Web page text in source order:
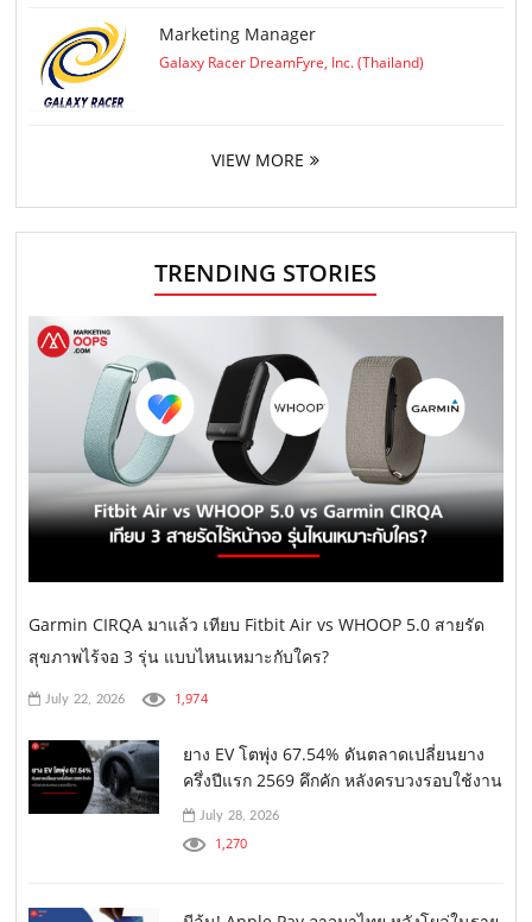
Marketing Manager
Galaxy Racer DreamFyre, Inc. (Thailand)
VIEW MORE
TRENDING STORIES
Garmin CIRQA มาแล้ว เทียบ Fitbit Air vs WHOOP 5.0 สายรัด
สุขภาพไร้จอ 3 รุ่น แบบไหนเหมาะกับใคร?
July 22, 2026 1,974
ยาง EV โตพุ่ง 67.54% ดันตลาดเปลี่ยนยาง
ครึ่งปีแรก 2569 คึกคัก หลังครบวงรอบใช้งาน
July 28, 2026
1,270